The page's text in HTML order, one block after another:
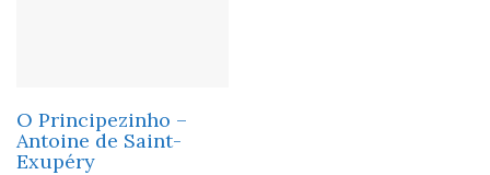
O Principezinho –
Antoine de Saint-
Exupéry